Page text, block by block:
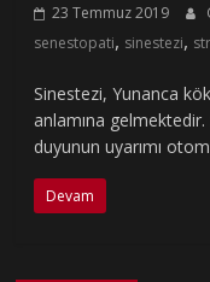
23 Temmuz 2019
senestopati, sinestezi,
Sinestezi, Yunanca
anlamına
duyunun uyarımı
Devam